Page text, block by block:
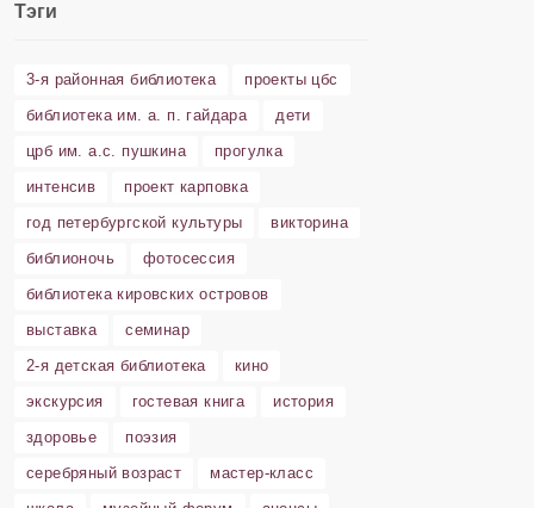
Тэги
3-я районная библиотека
проекты цбс
библиотека им. а. п. гайдара
дети
црб им. а.с. пушкина
прогулка
интенсив
проект карповка
год петербургской культуры
викторина
библионочь
фотосессия
библиотека кировских островов
выставка
семинар
2-я детская библиотека
кино
экскурсия
гостевая книга
история
здоровье
поэзия
серебряный возраст
мастер-класс